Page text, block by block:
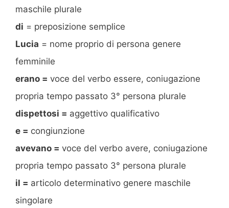
maschile plurale
di = preposizione semplice
Lucia = nome proprio di persona genere
femminile
erano = voce del verbo essere, coniugazione
propria tempo passato 3° persona plurale
dispettosi = aggettivo qualificativo
e = congiunzione
avevano = voce del verbo avere, coniugazione
propria tempo passato 3° persona plurale
il = articolo determinativo genere maschile
singolare